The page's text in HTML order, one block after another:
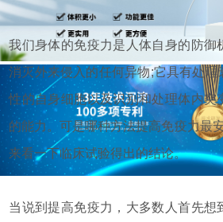
我们身体的免疫力是人体自身的防御
消灭外来侵入的任何异物;它具有处理
性的自身细胞以及识别和处理体内突
的能力。可是哪种方法提高免疫力最
来看一下临床试验得出的结论。
当说到提高免疫力，大多数人首先想